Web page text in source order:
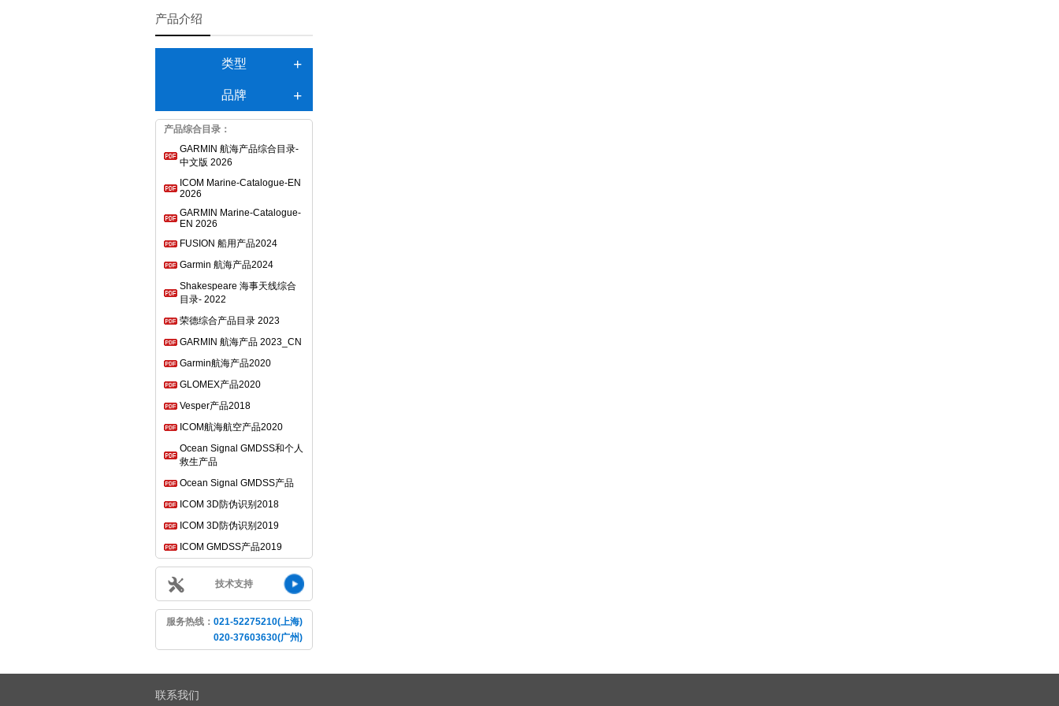
产品介绍
类型
品牌
产品综合目录：
GARMIN 航海产品综合目录-
中文版 2026
ICOM Marine-Catalogue-EN
2026
GARMIN Marine-Catalogue-
EN 2026
FUSION 船用产品2024
Garmin 航海产品2024
Shakespeare 海事天线综合
目录- 2022
荣德综合产品目录 2023
GARMIN 航海产品 2023_CN
Garmin航海产品2020
GLOMEX产品2020
Vesper产品2018
ICOM航海航空产品2020
Ocean Signal GMDSS和个人
救生产品
Ocean Signal GMDSS产品
ICOM 3D防伪识别2018
ICOM 3D防伪识别2019
ICOM GMDSS产品2019
技术支持
服务热线： 021-52275210(上海)
020-37603630(广州)
联系我们